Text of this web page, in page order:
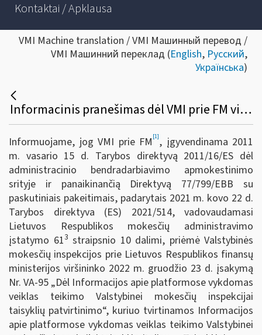
Kontaktai / Apklausa
VMI Machine translation / VMI Машинный перевод /
VMI Машинний переклад (English, Русский,
Українська)
Informacinis pranešimas dėl VMI prie FM viršininko 2022 m. gruodžio 23 d. įsakymo Nr. VA-95 „Dėl Informacijos apie platformose vykdomas veiklas teikimo Valstybinei mokesčių inspekcijai taisyklių patvirtinimo“
Informuojame, jog VMI prie FM [1], įgyvendinama 2011
m. vasario 15 d. Tarybos direktyvą 2011/16/ES dėl
administracinio bendradarbiavimo apmokestinimo
srityje ir panaikinančią Direktyvą 77/799/EBB su
paskutiniais pakeitimais, padarytais 2021 m. kovo 22 d.
Tarybos direktyva (ES) 2021/514, vadovaudamasi
Lietuvos Respublikos mokesčių administravimo
įstatymo 613 straipsnio 10 dalimi, priėmė Valstybinės
mokesčių inspekcijos prie Lietuvos Respublikos finansų
ministerijos viršininko 2022 m. gruodžio 23 d. įsakymą
Nr. VA-95 „Dėl Informacijos apie platformose vykdomas
veiklas teikimo Valstybinei mokesčių inspekcijai
taisyklių patvirtinimo“, kuriuo tvirtinamos Informacijos
apie platformose vykdomas veiklas teikimo Valstybinei